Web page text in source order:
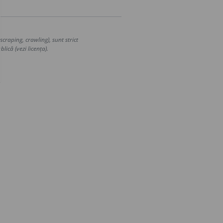
crawling), sunt strict
(vezi licența).